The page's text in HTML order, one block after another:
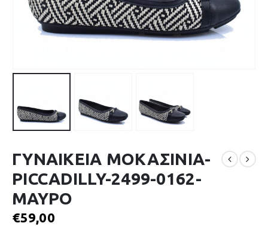
ΓΥΝΑΙΚΕΙΑ ΜΟΚΑΣΙΝΙΑ-
PICCADILLY-2499-0162-
ΜΑΥΡΟ
€59,00